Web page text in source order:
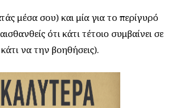
μέσα σου) και μία για το περίγυρό
ότι κάτι τέτοιο συμβαίνει σε
να την βοηθήσεις).